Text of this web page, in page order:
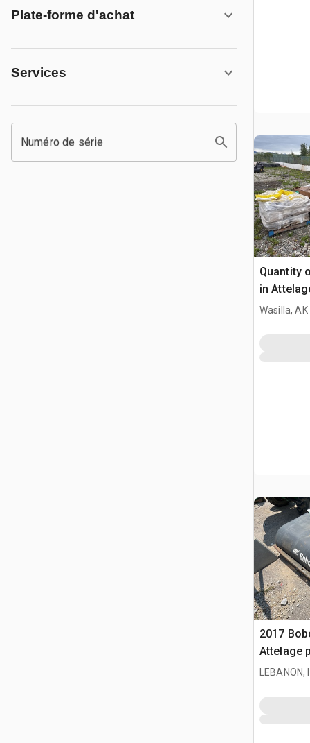
Plate-forme d'achat
Services
Numéro de série
Quantity
in
Wasilla, AK
2017
Attelage
LEBANON,